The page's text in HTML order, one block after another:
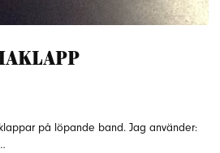
på löpande band. Jag använder: